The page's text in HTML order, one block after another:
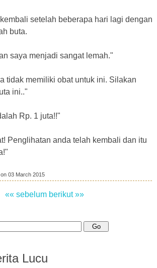
setelah beberapa hari lagi dengan
buta.
saya menjadi sangat lemah."
tidak memiliki obat untuk ini. Silakan
ini.."
Rp. 1 juta!!"
Penglihatan anda telah kembali dan itu
03 March 2015
«« sebelum berikut »»
Lucu